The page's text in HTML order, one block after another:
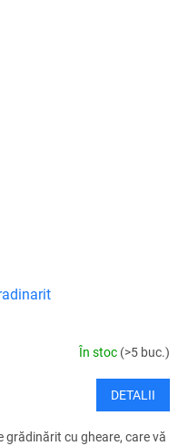
În stoc (>5 buc.)
DETALII
cu gheare, care vă